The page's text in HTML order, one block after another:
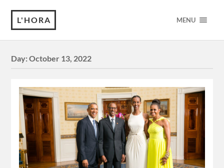
L'HORA MENU
Day:October 13, 2022